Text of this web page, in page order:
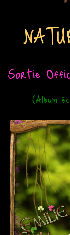
Sortie
(Album